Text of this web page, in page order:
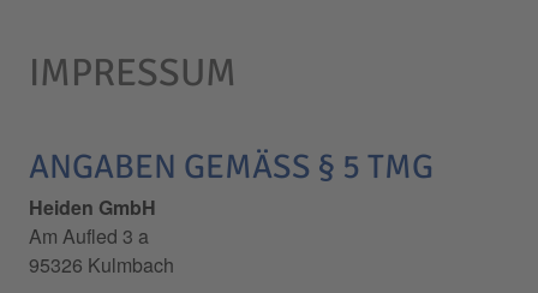
IMPRESSUM
ANGABEN GEMÄSS § 5 TMG
Heiden GmbH
Am Aufled 3 a
95326 Kulmbach